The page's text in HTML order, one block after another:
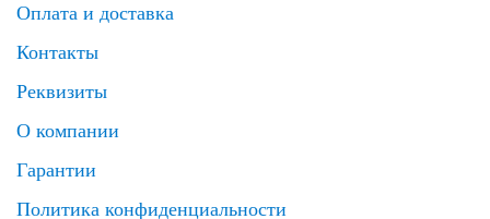
Оплата и доставка
Контакты
Реквизиты
О компании
Гарантии
Политика конфиденциальности